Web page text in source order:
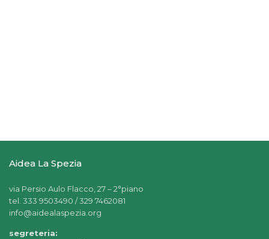
Aidea La Spezia
via Persio Aulo Flacco, 27 – 2°piano
tel. 333 9503490 / 329 7462081
info@aidealaspezia.org
segreteria: